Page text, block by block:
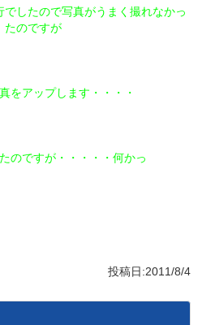
したので写真がうまく撮れなかっ
たのですが
をアップします・・・・
のですが・・・・・何かっ
投稿日:2011/8/4